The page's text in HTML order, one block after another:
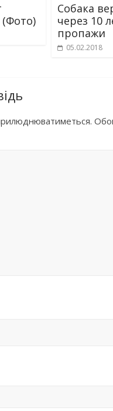
Собака
через 10
пропажи
05.02.2018